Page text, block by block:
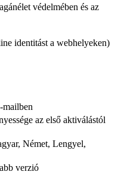
védelmében és az
identitást a webhelyeken)
mailben
az első aktiválástól
Német, Lengyel,
verzió